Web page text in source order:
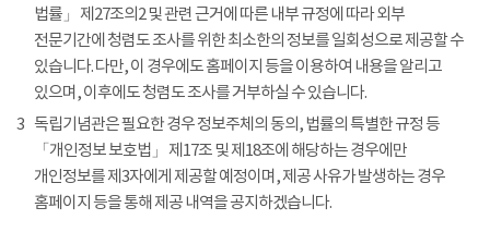
법률」 제27조의2 및 관련 근거에 따른 내부 규정에 따라 외부
전문기간에 청렴도 조사를 위한 최소한의 정보를 일회성으로 제공할 수
있습니다. 다만, 이 경우에도 홈페이지 등을 이용하여 내용을 알리고
있으며, 이후에도 청렴도 조사를 거부하실 수 있습니다.
3 독립기념관은 필요한 경우 정보주체의 동의, 법률의 특별한 규정 등
「개인정보 보호법」 제17조 및 제18조에 해당하는 경우에만
개인정보를 제3자에게 제공할 예정이며, 제공 사유가 발생하는 경우
홈페이지 등을 통해 제공 내역을 공지하겠습니다.